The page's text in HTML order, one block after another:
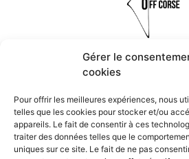
Gérer le
cookies
Pour offrir les meilleures expériences, nous
telles que les cookies pour stocker et/ou
appareils. Le fait de consentir à ces
traiter des données telles que le
uniques sur ce site. Le fait de ne pas
Réalisés à la main à partir de matières
traditions de la
Navigation